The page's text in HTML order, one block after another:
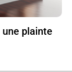
plainte